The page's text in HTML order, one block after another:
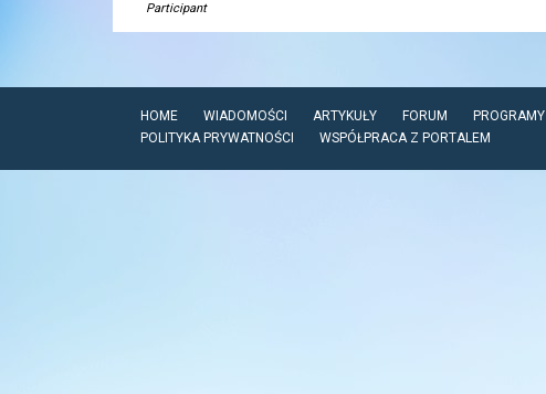
Participant
HOME WIADOMOŚCI ARTYKUŁY FORUM PROGRAMY
POLITYKA PRYWATNOŚCI
WSPÓŁPRACA Z PORTALEM